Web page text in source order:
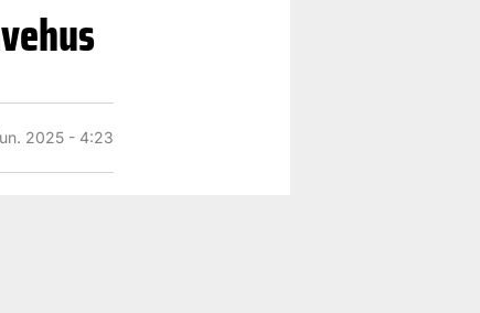
2025 - 4:23